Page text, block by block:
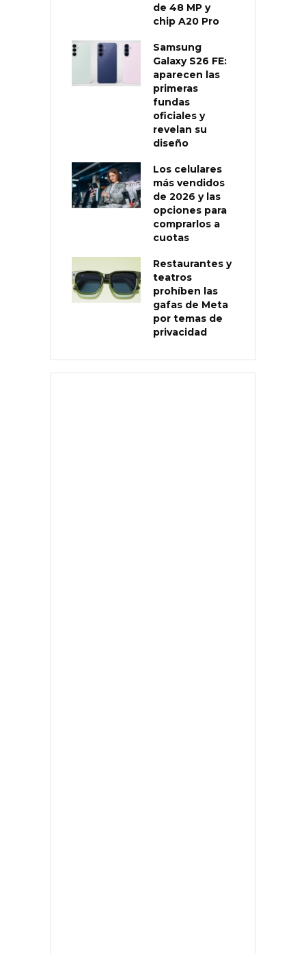
de 48 MP y
chip A20 Pro
Samsung
Galaxy S26 FE:
aparecen las
primeras
fundas
oficiales y
revelan su
diseño
Los celulares
más vendidos
de 2026 y las
opciones para
comprarlos a
cuotas
Restaurantes y
teatros
prohíben las
gafas de Meta
por temas de
privacidad